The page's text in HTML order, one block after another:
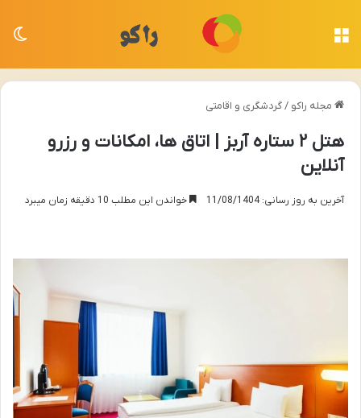
مجله راکو /گردشگری و اقامتی
هتل ۲ ستاره آربز | اتاق ها، امکانات و رزرو
آنلاین
آخرین به روز رسانی: 11/08/1404 خواندن این مطلب 10 دقیقه زمان میبرد